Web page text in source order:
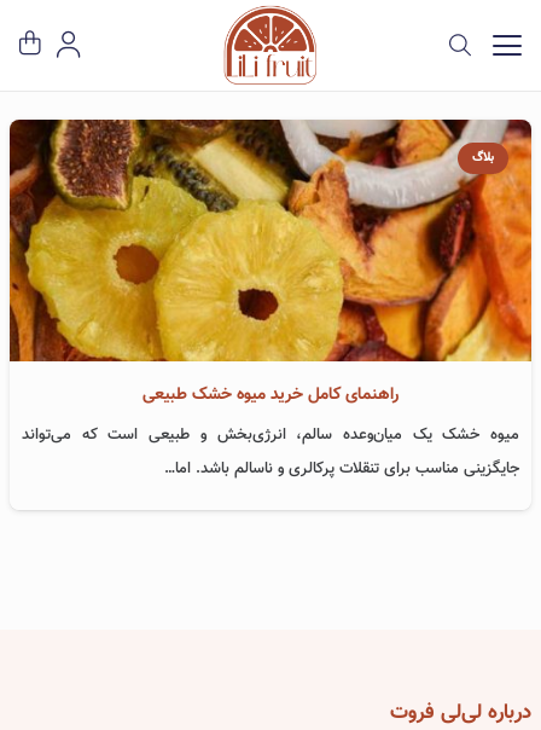
بلاگ
راهنمای کامل خرید میوه خشک طبیعی
میوه خشک یک میان‌وعده سالم، انرژی‌بخش و طبیعی است که می‌تواند
جایگزینی مناسب برای تنقلات پرکالری و ناسالم باشد. اما…
دربارهلی‌لی فروت